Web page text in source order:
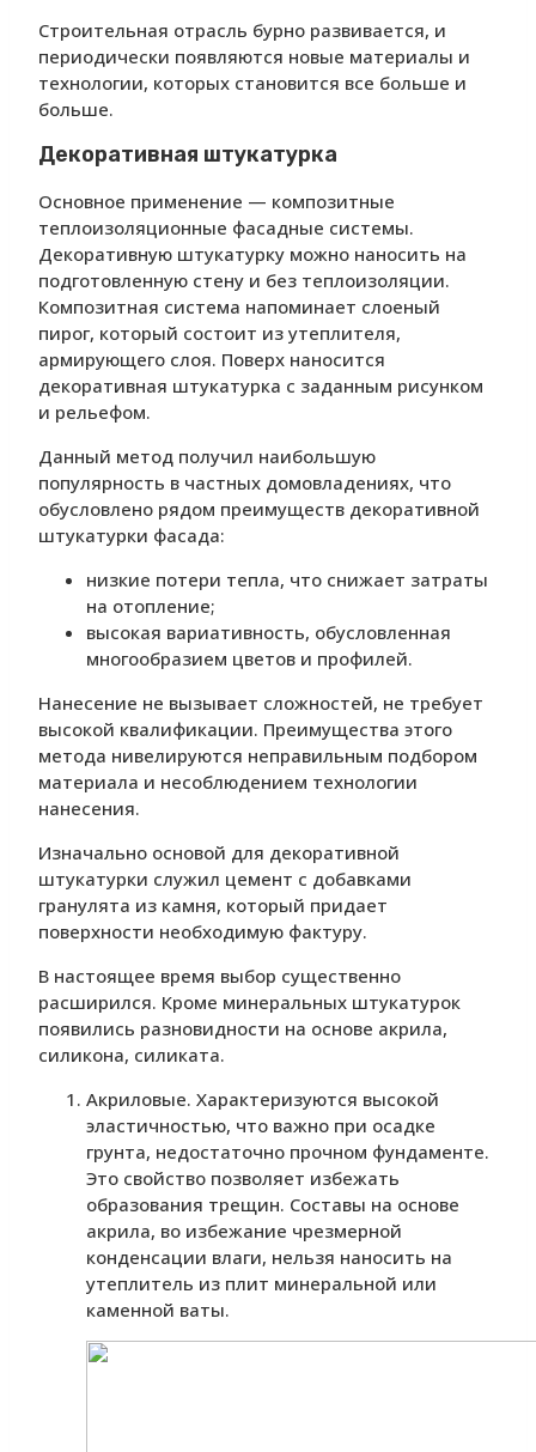
Строительная отрасль бурно развивается, и
периодически появляются новые материалы и
технологии, которых становится все больше и
больше.
Декоративная штукатурка
Основное применение — композитные
теплоизоляционные фасадные системы.
Декоративную штукатурку можно наносить на
подготовленную стену и без теплоизоляции.
Композитная система напоминает слоеный
пирог, который состоит из утеплителя,
армирующего слоя. Поверх наносится
декоративная штукатурка с заданным рисунком
и рельефом.
Данный метод получил наибольшую
популярность в частных домовладениях, что
обусловлено рядом преимуществ декоративной
штукатурки фасада:
низкие потери тепла, что снижает затраты
на отопление;
высокая вариативность, обусловленная
многообразием цветов и профилей.
Нанесение не вызывает сложностей, не требует
высокой квалификации. Преимущества этого
метода нивелируются неправильным подбором
материала и несоблюдением технологии
нанесения.
Изначально основой для декоративной
штукатурки служил цемент с добавками
гранулята из камня, который придает
поверхности необходимую фактуру.
В настоящее время выбор существенно
расширился. Кроме минеральных штукатурок
появились разновидности на основе акрила,
силикона, силиката.
Акриловые. Характеризуются высокой
эластичностью, что важно при осадке
грунта, недостаточно прочном фундаменте.
Это свойство позволяет избежать
образования трещин. Составы на основе
акрила, во избежание чрезмерной
конденсации влаги, нельзя наносить на
утеплитель из плит минеральной или
каменной ваты.